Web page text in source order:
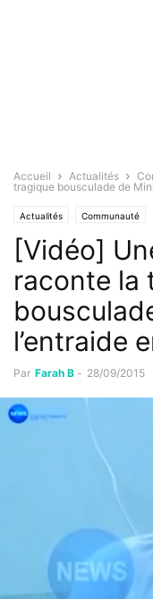
Accueil Actualités
tragique bousculade de
Actualités Communauté
[Vidéo]
raconte la
l’entraide
Par Farah B - 28/09/2015